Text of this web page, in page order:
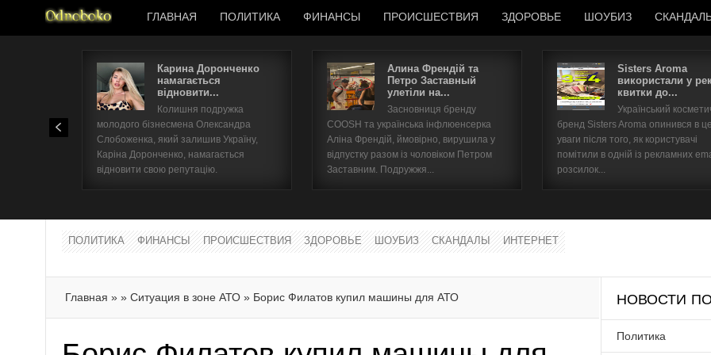
ГЛАВНАЯ ПОЛИТИКА ФИНАНСЫ ПРОИСШЕСТВИЯ ЗДОРОВЬЕ ШОУБИЗ
Карина Доронченко
намагається
відновити...
Колишня подружка
молодого бізнесмена Олександра
Слобоженка, який залишив Україну,
Каріна Доронченко, намагається
відновити свою репутацію.
Алина Френдій та
Петро Заставный
улетіли на...
Засновниця бренду
COOSH та українська інфлюенсерка
Аліна Френдій, ймовірно, вирушила у
відпустку разом із чоловіком Петром
Заставним. Подружжя...
Sisters Aroma
використали у
квитки до...
Український
бренд Sisters Aroma опинився в
уваги після того, як користувачі
помітили в одній із рекламних
розсилок...
ПОЛИТИКА ФИНАНСЫ ПРОИСШЕСТВИЯ ЗДОРОВЬЕ ШОУБИЗ СКАНДАЛЫ ИНТЕРНЕТ
Главная » » Ситуация в зоне АТО » Борис Филатов купил машины для АТО НОВОСТИ
Политика
Имя пользователя
Забыли имя пользователя?